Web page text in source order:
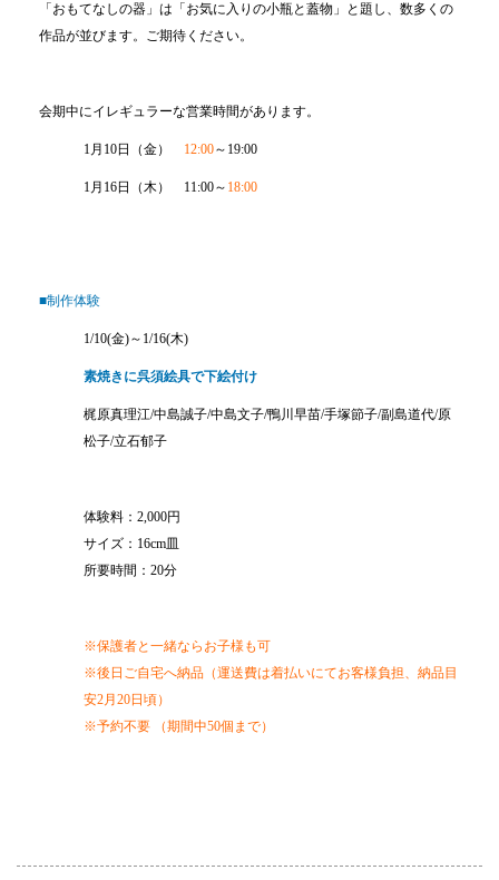
「おもてなしの器」は「お気に入りの小瓶と蓋物」と題し、数多くの
作品が並びます。ご期待ください。
会期中にイレギュラーな営業時間があります。
1月10日（金） 12:00～19:00
1月16日（木） 11:00～ 18:00
■制作体験
1/10(金)～1/16(木)
素焼きに呉須絵具で下絵付け
梶原真理江/中島誠子/中島文子/鴨川早苗/手塚節子/副島道代/原
松子/立石郁子
体験料：2,000円
サイズ：16cm皿
所要時間：20分
※保護者と一緒ならお子様も可
※後日ご自宅へ納品（運送費は着払いにてお客様負担、納品目
安2月20日頃）
※予約不要 （期間中50個まで）